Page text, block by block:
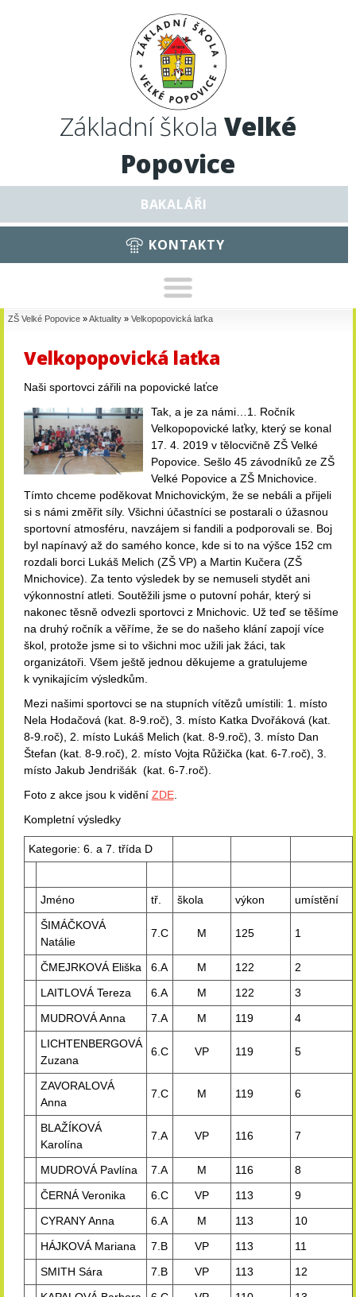
Základní škola Velké
Popovice
BAKALÁŘI
KONTAKTY
ZŠ Velké Popovice » Aktuality » Velkopopovická laťka
Velkopopovická laťka
Naši sportovci zářili na popovické laťce
Tak, a je za námi…1. Ročník
Velkopopovické laťky, který se konal
17. 4. 2019 v tělocvičně ZŠ Velké
Popovice. Sešlo 45 závodníků ze ZŠ
Velké Popovice a ZŠ Mnichovice.
Tímto chceme poděkovat Mnichovickým, že se nebáli a přijeli
si s námi změřit síly. Všichni účastníci se postarali o úžasnou
sportovní atmosféru, navzájem si fandili a podporovali se. Boj
byl napínavý až do samého konce, kde si to na výšce 152 cm
rozdali borci Lukáš Melich (ZŠ VP) a Martin Kučera (ZŠ
Mnichovice). Za tento výsledek by se nemuseli stydět ani
výkonnostní atleti. Soutěžili jsme o putovní pohár, který si
nakonec těsně odvezli sportovci z Mnichovic. Už teď se těšíme
na druhý ročník a věříme, že se do našeho klání zapojí více
škol, protože jsme si to všichni moc užili jak žáci, tak
organizátoři. Všem ještě jednou děkujeme a gratulujeme
k vynikajícím výsledkům.
Mezi našimi sportovci se na stupních vítězů umístili: 1. místo
Nela Hodačová (kat. 8-9.roč), 3. místo Katka Dvořáková (kat.
8-9.roč), 2. místo Lukáš Melich (kat. 8-9.roč), 3. místo Dan
Štefan (kat. 8-9.roč), 2. místo Vojta Růžička (kat. 6-7.roč), 3.
místo Jakub Jendrišák (kat. 6-7.roč).
Foto z akce jsou k vidění ZDE.
Kompletní výsledky
Kategorie: 6. a 7. třída D
Jméno tř. škola výkon
umístění
ŠIMÁČKOVÁ
Natálie
7.C M 125 1
ČMEJRKOVÁ Eliška 6.A M 122
2
LAITLOVÁ Tereza
6.A M 122
3
MUDROVÁ Anna
7.A M 119
4
LICHTENBERGOVÁ
Zuzana
6.C VP 119 5
ZAVORALOVÁ
Anna
7.C M 119 6
BLAŽÍKOVÁ
Karolína
7.A VP 116 7
MUDROVÁ Pavlína 7.A M 116
8
ČERNÁ Veronika
6.C VP 113
9
CYRANY Anna
6.A M 113
10
HÁJKOVÁ Mariana
7.B VP 113
11
SMITH Sára
7.B VP 113
12